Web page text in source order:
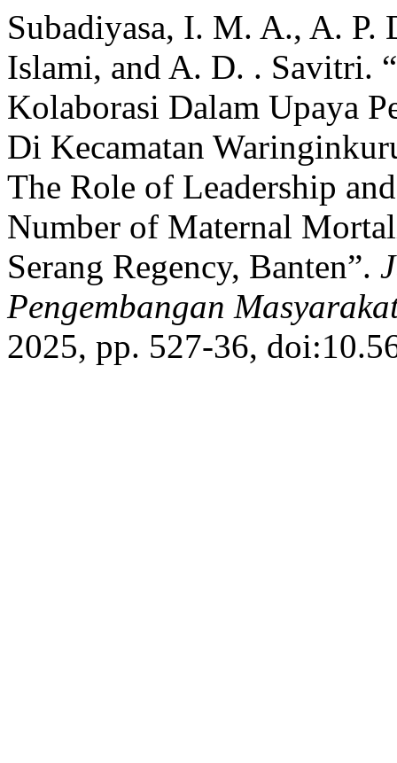
Subadiyasa, I. M. A., A. P.
Islami, and A. D. . Savitri.
Kolaborasi Dalam Upaya
Di Kecamatan
The Role of Leadership
Number of Maternal
Serang Regency, Banten”.
Pengembangan
2025, pp. 527-36,